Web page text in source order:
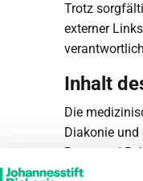
Trotz
externer
Inhalt
Die
Diakonie
Beratung/
der